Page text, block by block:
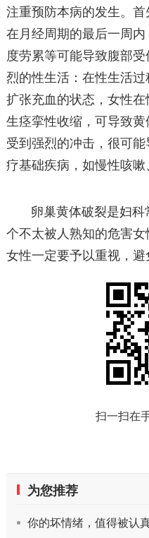
注重预防本病的发生。首
在月经周期的最后一周
度劳累等可能导致腹部
烈的性生活：在性生活
扩张充血的状态，女性
生痉挛性收缩，可导致
受到强烈的冲击，很可
疗基础疾病，如慢性咳嗽
卵巢黄体破裂是妇
个不太被人熟知的危害女
女性一定要予以重视，避
扫一扫在
为您推荐
你的坏情绪，值得被认